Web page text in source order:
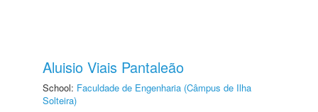
Aluisio Viais Pantaleão
School: Faculdade de Engenharia (Câmpus de Ilha
Solteira)